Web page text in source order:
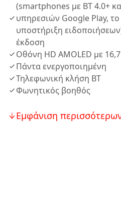
(smartphones με BT 4.0+
υπηρεσιών Google Play,
υποστήριξη
έκδοση
Οθόνη HD AMOLED με
Πάντα ενεργοποιημένη
Τηλεφωνική κλήση BT
Φωνητικός βοηθός
Εμφάνιση